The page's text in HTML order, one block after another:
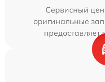
Сервисный
оригинальные
предоставляет